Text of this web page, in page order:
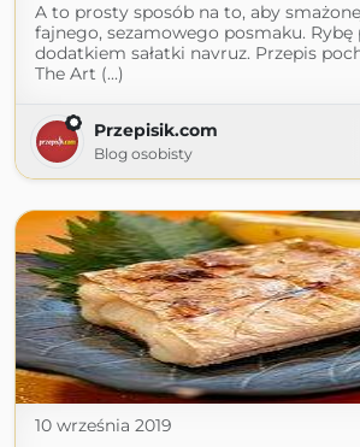
A to prosty sposób na to, aby
fajnego, sezamowego posmaku.
dodatkiem sałatki navruz. Przepis
The Art (...)
Przepisik.com
Blog osobisty
10 września 2019